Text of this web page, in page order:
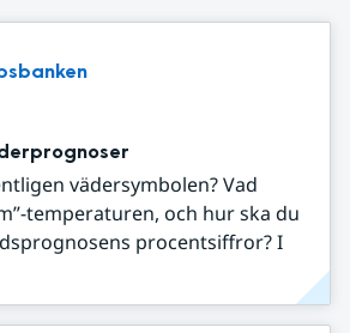
vädersymbolen? Vad
temperaturen, och hur ska du
procentsiffror? I